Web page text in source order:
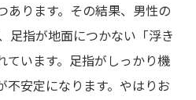
あります。その結果、男性の
足指が地面につかない「浮き
ています。足指がしっかり機
不安定になります。やはりお